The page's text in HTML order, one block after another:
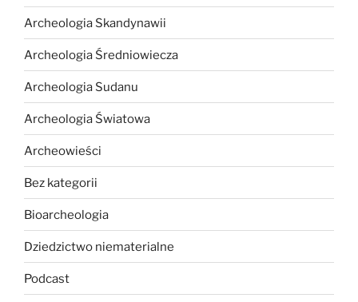
Archeologia Skandynawii
Archeologia Średniowiecza
Archeologia Sudanu
Archeologia Światowa
Archeowieści
Bez kategorii
Bioarcheologia
Dziedzictwo niematerialne
Podcast